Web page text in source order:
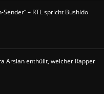
– RTL spricht Bushido
Arslan enthüllt, welcher Rapper